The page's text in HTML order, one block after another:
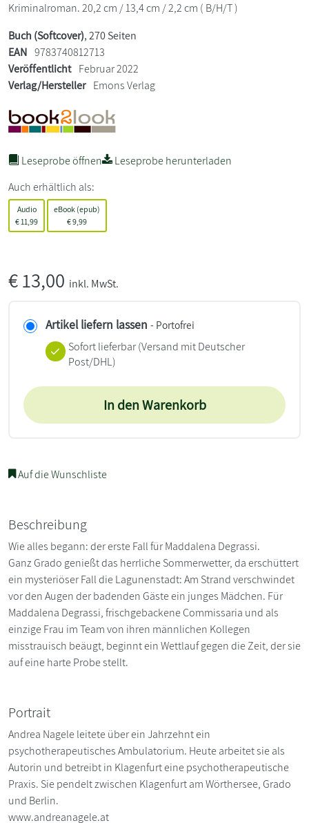
Kriminalroman. 20,2 cm / 13,4 cm / 2,2 cm ( B/H/T )
Buch (Softcover), 270 Seiten
EAN 9783740812713
Veröffentlicht Februar 2022
Verlag/Hersteller Emons Verlag
Leseprobe öffnen
Leseprobe herunterladen
Auch erhältlich als:
Audio
€11,99
eBook (epub)
€9,99
€13,00 inkl. MwSt.
Artikel liefern lassen - Portofrei
Sofort lieferbar(Versand mit Deutscher
Post/DHL)
In den Warenkorb
Auf die Wunschliste
Beschreibung
Wie alles begann: der erste Fall für Maddalena Degrassi.
Ganz Grado genießt das herrliche Sommerwetter, da erschüttert
ein mysteriöser Fall die Lagunenstadt: Am Strand verschwindet
vor den Augen der badenden Gäste ein junges Mädchen. Für
Maddalena Degrassi, frischgebackene Commissaria und als
einzige Frau im Team von ihren männlichen Kollegen
misstrauisch beäugt, beginnt ein Wettlauf gegen die Zeit, der sie
auf eine harte Probe stellt.
Portrait
Andrea Nagele leitete über ein Jahrzehnt ein
psychotherapeutisches Ambulatorium. Heute arbeitet sie als
Autorin und betreibt in Klagenfurt eine psychotherapeutische
Praxis. Sie pendelt zwischen Klagenfurt am Wörthersee, Grado
und Berlin.
www.andreanagele.at